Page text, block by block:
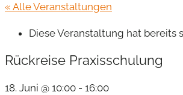
« Alle Veranstaltungen
Diese Veranstaltung hat bereits
Rückreise Praxisschulung
18. Juni @ 10:00 - 16:00